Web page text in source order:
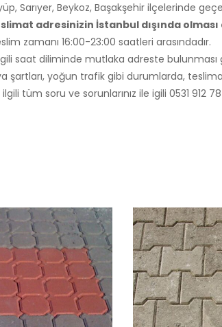
Sarıyer, Beykoz, Başakşehir ilçelerinde
adresinizin İstanbul dışında
zamanı 16:00-23:00 saatleri arasındadır.
saat diliminde mutlaka adreste bulunması
şartları, yoğun trafik gibi durumlarda,
tüm soru ve sorunlarınız ile igili 0531 912